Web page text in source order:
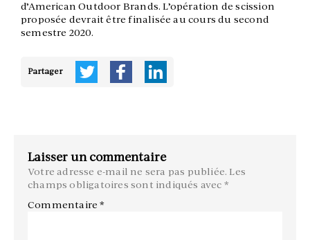
d’American Outdoor Brands. L’opération de scission
proposée devrait être finalisée au cours du second
semestre 2020.
Partager
Laisser un commentaire
Votre adresse e-mail ne sera pas publiée. Les
champs obligatoires sont indiqués avec *
Commentaire*